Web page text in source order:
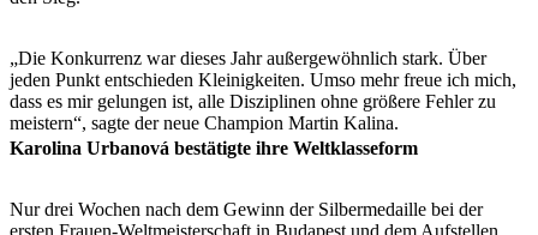
„Die Konkurrenz war dieses Jahr außergewöhnlich stark. Über
jeden Punkt entschieden Kleinigkeiten. Umso mehr freue ich mich,
dass es mir gelungen ist, alle Disziplinen ohne größere Fehler zu
meistern“, sagte der neue Champion Martin Kalina.
Karolina Urbanová bestätigte ihre Weltklasseform
Nur drei Wochen nach dem Gewinn der Silbermedaille bei der
ersten Frauen-Weltmeisterschaft in Budapest und dem Aufstellen